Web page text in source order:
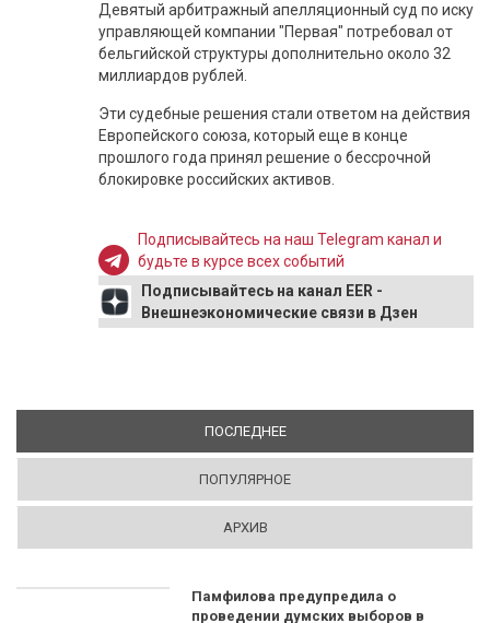
Девятый арбитражный апелляционный суд по иску
управляющей компании "Первая" потребовал от
бельгийской структуры дополнительно около 32
миллиардов рублей.
Эти судебные решения стали ответом на действия
Европейского союза, который еще в конце
прошлого года принял решение о бессрочной
блокировке российских активов.
Подписывайтесь на наш Telegram канал и
будьте в курсе всех событий
Подписывайтесь на канал EER -
Внешнеэкономические связи в Дзен
ПОСЛЕДНЕЕ(АКТИВНАЯ ВКЛАДКА)
ПОПУЛЯРНОЕ
АРХИВ
Памфилова предупредила о
проведении думских выборов в